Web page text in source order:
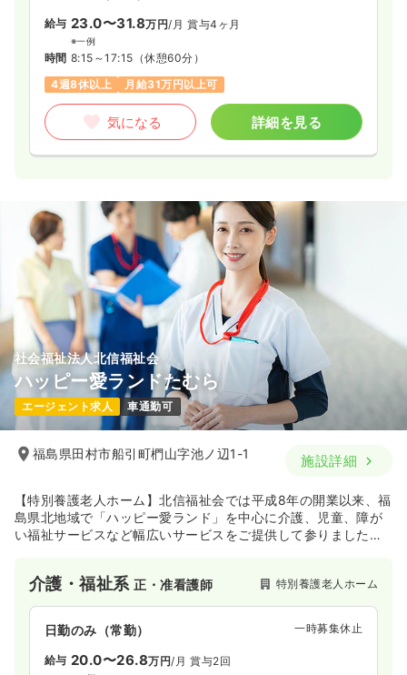
給与 23.0〜31.8万円/月 賞与4ヶ月
※一例
時間 8:15～17:15 （休憩60分）
4週8休以上
月給31万円以上可
気になる 詳細を見る
社会福祉法人北信福祉会
ハッピー愛ランドたむら
エージェント求人 車通勤可
福島県田村市船引町椚山字池ノ辺1-1 施設詳細
【特別養護老人ホーム】北信福祉会では平成8年の開業以来、福
島県北地域で「ハッピー愛ランド」を中心に介護、児童、障が
い福祉サービスなど幅広いサービスをご提供して参りました。
介護・福祉系正・准看護師 特別養護老人ホーム
日勤のみ（常勤） 一時募集休止
給与 20.0〜26.8万円/月 賞与2回